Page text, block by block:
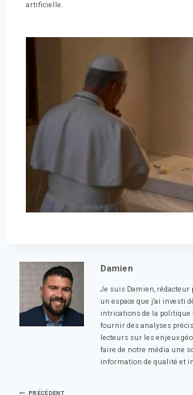
artificielle.
Damien
Je suis Damien,
un espace que j'ai investi
intrications de la politique
fournir des analyses
lecteurs sur les enjeux
faire de notre média une
information de qualité et
PRÉCÉDENT